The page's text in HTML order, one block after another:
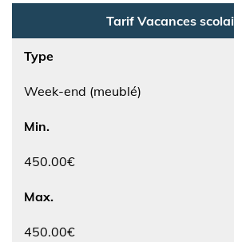
Tarif Vacances
Type
Week-end (meublé)
Min.
450.00€
Max.
450.00€